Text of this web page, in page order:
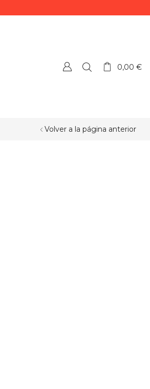
0,00€
Volver a la página anterior